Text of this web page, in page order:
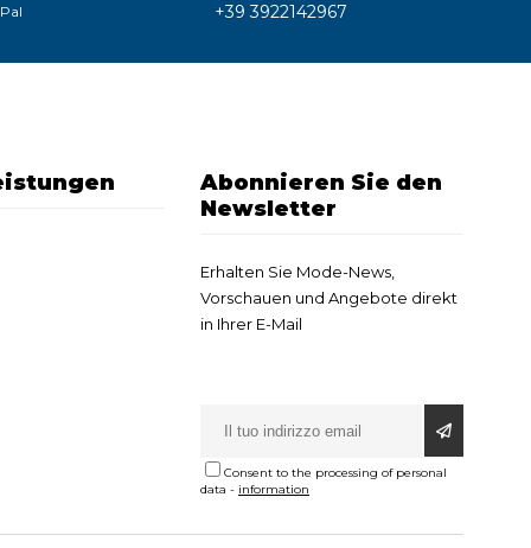
+39 3922142967
Abonnieren Sie den
Newsletter
Erhalten Sie Mode-News,
Vorschauen und Angebote direkt
in Ihrer E-Mail
Consent to the processing of personal
data - information